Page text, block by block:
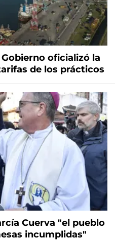
oficializó la
de los prácticos
Cuerva "el pueblo
incumplidas"